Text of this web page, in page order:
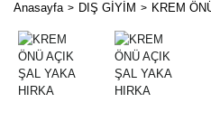
Anasayfa DIŞ GİYİM KREM